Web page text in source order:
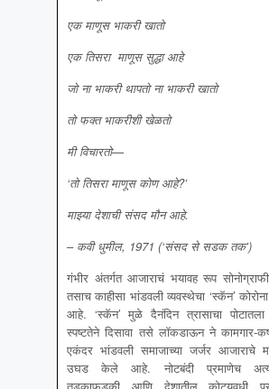
एक माणूस भाकरी खातो
एक तिसरामाणूस सुद्धा आहे
जो ना भाकरी थापतो ना भाकरी खातो
तो फक्त भाकरीशी खेळतो
मी विचारतो—
‘तो तिसरा माणूस कोण आहे?’
माझ्या देशाची संसद मौन आहे.
– कवी धुमील, 1971 (‘संसद से सडक तक’)
गंभीर अंतर्गत आजाराचं भयावह रूप
तसाच काहीसा भांडवली व्यवस्थेचा ‘स्कॅन’
आहे. ‘स्कॅन’ मुळे दैनंदिन त्रासाचा
स्पष्टतेने दिसावा तसे लॉकडाऊन ने कामगार-
एकंदर भांडवली समाजाच्या जर्जर आजाराचे
उघड केले आहे. नोटबंदी प्रमाणेच